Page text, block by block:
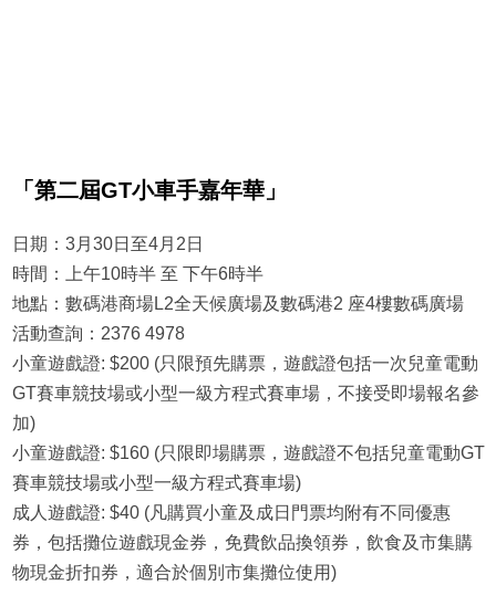
「第二屆GT小車手嘉年華」
日期：3月30日至4月2日
時間：上午10時半 至 下午6時半
地點：數碼港商場L2全天候廣場及數碼港2 座4樓數碼廣場
活動查詢：2376 4978
小童遊戲證: $200 (只限預先購票，遊戲證包括一次兒童電動
GT賽車競技場或小型一級方程式賽車場，不接受即場報名參
加)
小童遊戲證: $160 (只限即場購票，遊戲證不包括兒童電動GT
賽車競技場或小型一級方程式賽車場)
成人遊戲證: $40 (凡購買小童及成日門票均附有不同優惠
券，包括攤位遊戲現金券，免費飲品換領券，飲食及市集購
物現金折扣券，適合於個別市集攤位使用)